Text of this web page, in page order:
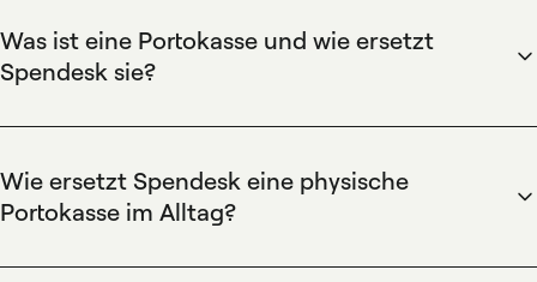
Was ist eine Portokasse und wie ersetzt
Spendesk sie?
Bargeld für Porto in nachverfolgbare digitale Zahlungen und
Spendesk-Karten, Belegerfassung, Budgetkontrollen und
automatisierten Spesenberichten eliminieren Finanzteams
Wie ersetzt Spendesk eine physische
Portokasse im Alltag?
Ausstellung virtueller und physischer Prepaid-Karten, die an